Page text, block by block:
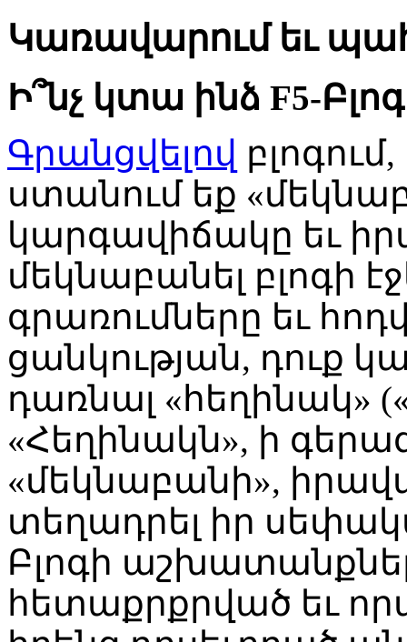
Կառավարում եւ
Ի՞նչ կտա ինձ F5-
Գրանցվելով
ստանում եք
կարգավիճակը եւ
մեկնաբանել բլոգի
գրառումները եւ
ցանկության, դուք
դառնալ «հեղինակ»
«Հեղինակն», ի
«մեկնաբանի»,
տեղադրել իր
Բլոգի
հետաքրքրված եւ